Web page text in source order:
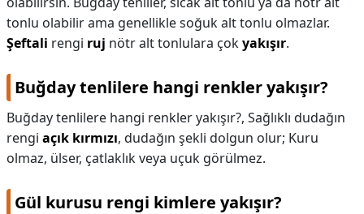
tonlu olabilir ama genellikle soğuk alt tonlu olmazlar.
Şeftali rengi ruj nötr alt tonlulara çokyakışır.
Buğday tenlilere hangi renkler yakışır?
Buğday tenlilere hangi renkler yakışır?, Sağlıklı dudağın
rengi açık kırmızı, dudağın şekli dolgun olur; Kuru
olmaz, ülser, çatlaklık veya uçuk görülmez.
Gül kurusu rengi kimlere yakışır?